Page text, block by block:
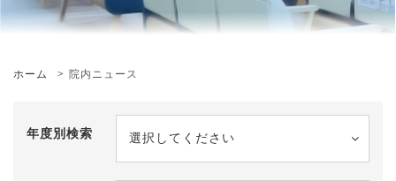
ホーム 院内ニュース
年度別検索 選択してください